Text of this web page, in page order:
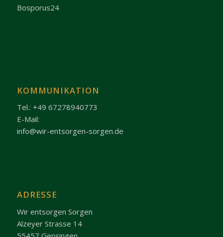
Bosporus24
KOMMUNIKATION
Tel.: +49 67278940773
E-Mail:
info@wir-entsorgen-sorgen.de
ADRESSE
Wir entsorgen Sorgen
Alzeyer Strasse 14